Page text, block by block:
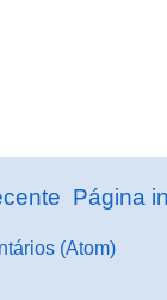
Página
(Atom)